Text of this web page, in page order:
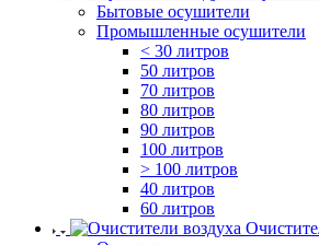
Бытовые осушители
Промышленные осушители
< 30 литров
50 литров
70 литров
80 литров
90 литров
100 литров
> 100 литров
40 литров
60 литров